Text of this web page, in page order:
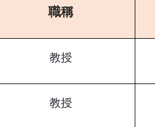
職稱
教授
教授